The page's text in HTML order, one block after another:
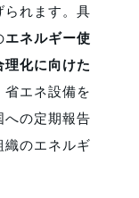
れます。具
エネルギー使
化に向けた
エネ設備を
の定期報告
のエネルギ